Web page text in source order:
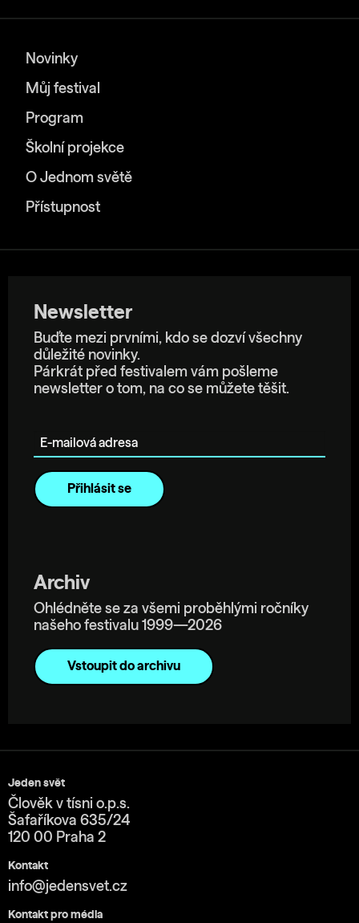
Novinky
Můj festival
Program
Školní projekce
O Jednom světě
Přístupnost
Newsletter
Buďte mezi prvními, kdo se dozví všechny
důležité novinky.
Párkrát před festivalem vám pošleme
newsletter o tom, na co se můžete těšit.
Archiv
Ohlédněte se za všemi proběhlými ročníky
našeho festivalu 1999—2026
Vstoupit do archivu
Jeden svět
Člověk v tísni o.p.s.
Šafaříkova 635/24
120 00 Praha 2
Kontakt
info@jedensvet.cz
Kontakt pro média